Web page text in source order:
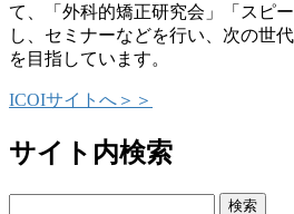
て、「外科的矯正研究会」「スピ
し、セミナーなどを行い、次の世
を目指しています。
ICOIサイトへ＞＞
サイト内検索